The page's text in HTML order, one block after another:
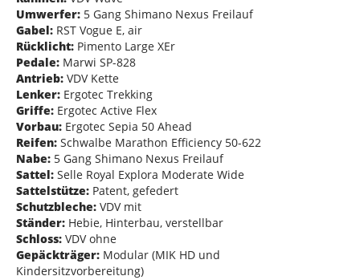
Umwerfer: 5 Gang Shimano Nexus Freilauf
Gabel: RST Vogue E, air
Rücklicht: Pimento Large XEr
Pedale: Marwi SP-828
Antrieb: VDV Kette
Lenker: Ergotec Trekking
Griffe: Ergotec Active Flex
Vorbau: Ergotec Sepia 50 Ahead
Reifen: Schwalbe Marathon Efficiency 50-622
Nabe: 5 Gang Shimano Nexus Freilauf
Sattel: Selle Royal Explora Moderate Wide
Sattelstütze: Patent, gefedert
Schutzbleche: VDV mit
Ständer: Hebie, Hinterbau, verstellbar
Schloss: VDV ohne
Gepäckträger: Modular (MIK HD und
Kindersitzvorbereitung)